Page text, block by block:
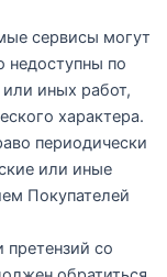
сервисы могут
недоступны по
иных работ,
характера.
периодически
или иные
Покупателей
претензий со